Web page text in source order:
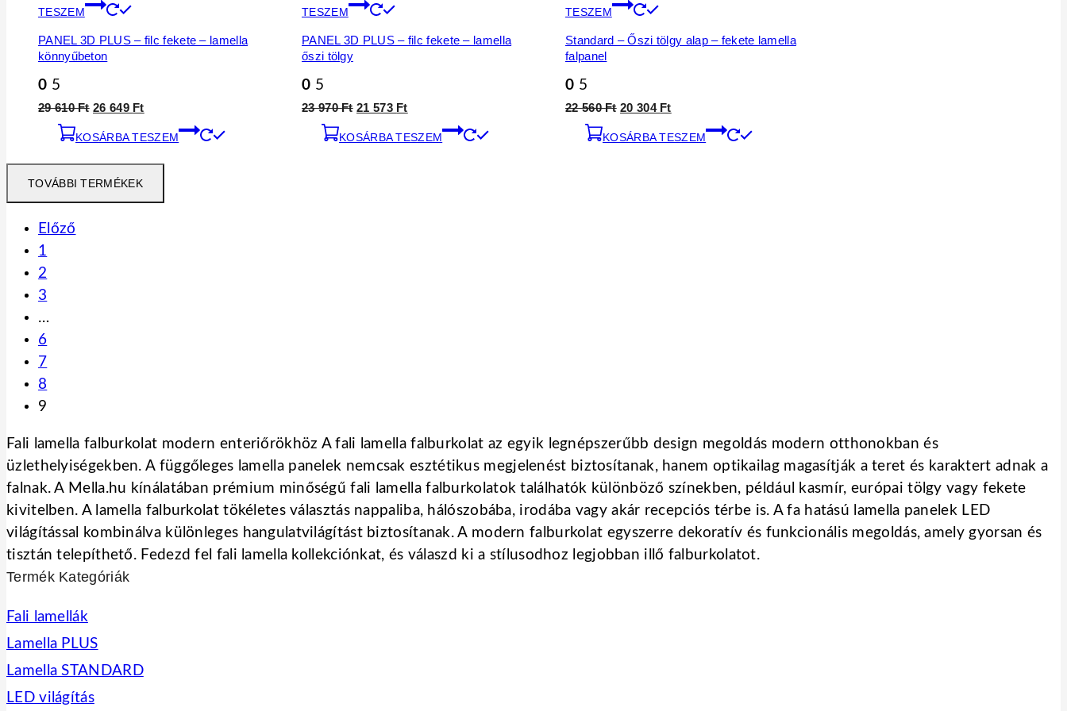
TESZEM
PANEL 3D PLUS – filc fekete – lamella
könnyűbeton
0 5
29 610Ft Original
was:
26 649 FtCurrent
is:
KOSÁRBA TESZEM
TESZEM
PANEL 3D PLUS – filc fekete – lamella
őszi tölgy
0 5
23 970Ft Original
was:
21 573 FtCurrent
is:
KOSÁRBA TESZEM
TESZEM
Standard – Őszi tölgy alap – fekete lamella
falpanel
0 5
22 560Ft Original
was:
20 304 FtCurrent
is:
KOSÁRBA TESZEM
TOVÁBBI TERMÉKEK
Előző
1
2
3
…
6
7
8
9
Fali lamella falburkolat modern enteriőrökhöz A fali lamella falburkolat az egyik legnépszerűbb design megoldás modern otthonokban és
üzlethelyiségekben. A függőleges lamella panelek nemcsak esztétikus megjelenést biztosítanak, hanem optikailag magasítják a teret és karaktert adnak a
falnak. A Mella.hu kínálatában prémium minőségű fali lamella falburkolatok találhatók különböző színekben, például kasmír, európai tölgy vagy fekete
kivitelben. A lamella falburkolat tökéletes választás nappaliba, hálószobába, irodába vagy akár recepciós térbe is. A fa hatású lamella panelek LED
világítással kombinálva különleges hangulatvilágítást biztosítanak. A modern falburkolat egyszerre dekoratív és funkcionális megoldás, amely gyorsan és
tisztán telepíthető. Fedezd fel fali lamella kollekciónkat, és válaszd ki a stílusodhoz legjobban illő falburkolatot.
Termék Kategóriák
Fali lamellák
Lamella PLUS
Lamella STANDARD
LED világítás